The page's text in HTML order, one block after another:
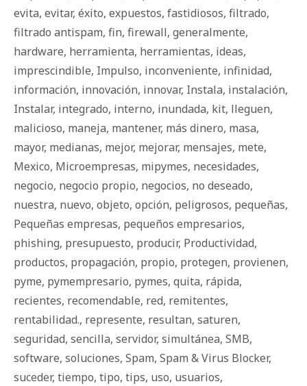
evita, evitar, éxito, expuestos, fastidiosos, filtrado,
filtrado antispam, fin, firewall, generalmente,
hardware, herramienta, herramientas, ideas,
imprescindible, Impulso, inconveniente, infinidad,
información, innovación, innovar, Instala, instalación,
Instalar, integrado, interno, inundada, kit, lleguen,
malicioso, maneja, mantener, más dinero, masa,
mayor, medianas, mejor, mejorar, mensajes, mete,
Mexico, Microempresas, mipymes, necesidades,
negocio, negocio propio, negocios, no deseado,
nuestra, nuevo, objeto, opción, peligrosos, pequeñas,
Pequeñas empresas, pequeños empresarios,
phishing, presupuesto, producir, Productividad,
productos, propagación, propio, protegen, provienen,
pyme, pymempresario, pymes, quita, rápida,
recientes, recomendable, red, remitentes,
rentabilidad., represente, resultan, saturen,
seguridad, sencilla, servidor, simultánea, SMB,
software, soluciones, Spam, Spam & Virus Blocker,
suceder, tiempo, tipo, tips, uso, usuarios,